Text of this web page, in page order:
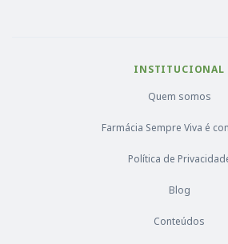
INSTITUCIONAL
Quem somos
Farmácia Sempre Viva é
Política de
Blog
Conteúdos